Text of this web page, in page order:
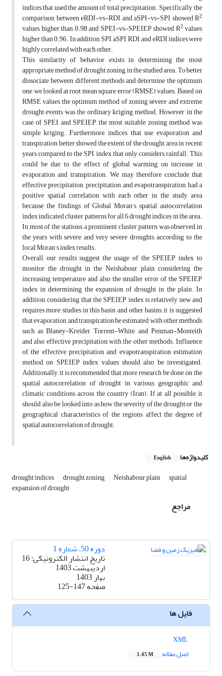
indices that used the amount of total precipitation. Specifically, the
comparison between eRDI-vs-RDI and aSPI-vs-SPI showed R2
values higher than 0.98 and SPEI-vs-SPEIEP showed R2 values
higher than 0.96. In addition, SPI, aSPI, RDI, and eRDI indices were
highly correlated with each other.
This similarity of behavior exists in determining the most
appropriate method of drought zoning in the studied area. To better
dissociate between different methods and determine the optimum
one, we looked at root mean square error (RMSE) values. Based on
RMSE values the optimum method of zoning severe and extreme
drought events was the ordinary kriging method. However, in the
case of SPEI and SPEIEP, the most suitable zoning method was
simple kriging. Furthermore, indices that use evaporation and
transpiration better showed the extent of the drought area in recent
years compared to the SPI index that only considers rainfall. This
could be due to the effect of global warming on increase in
evaporation and transpiration. We may therefore conclude that
effective precipitation, precipitation, and evapotranspiration had a
positive spatial correlation with each other in the study area
because the findings of Global Moran's spatial autocorrelation
index indicated cluster patterns for all 6 drought indices in the area.
In most of the stations, a prominent cluster pattern was observed in
the years with severe and very severe droughts, according to the
local Moran's index results.
Overall, our results suggest the usage of the SPEIEP index to
monitor the drought in the Neishabour plain, considering the
increasing temperature and also the smaller error of the SPEIEP
index in determining the expansion of drought in the plain. In
addition, considering that the SPEIEP index is relatively new and
requires more studies in this basin and other basins, it is suggested
that evaporation and transpiration be estimated with other methods
such as Blaney-Kreider, Torrent-White, and Penman-Monteith
and also effective precipitation with the other methods. Influence
of the effective precipitation and evapotranspiration estimation
method on SPEIEP index values should also be investigated.
Additionally, it is recommended that more research be done on the
spatial autocorrelation of drought in various geographic and
climatic conditions across the country (Iran). If at all possible, it
should also be looked into as how the severity of the drought or the
geographical characteristics of the regions affect the degree of
spatial autocorrelation of drought.
کلیدواژه‌ها English
drought indices drought zoning Neishabour plain spatial
expansion of drought
مراجع
دوره 50، شماره 1
تاریخ انتشار الکترونیکی: 16
اردیبهشت 1403
بهار 1403
صفحه125-147
فایل ها
اصل مقاله
1.45 M